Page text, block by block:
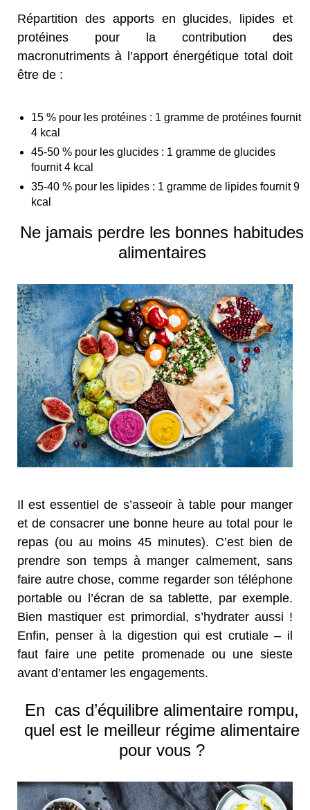
Répartition des apports en glucides, lipides et
protéines pour la contribution des
macronutriments à l’apport énergétique total doit
être de :
15 % pour les protéines : 1 gramme de protéines fournit
4 kcal
45-50 % pour les glucides : 1 gramme de glucides
fournit 4 kcal
35-40 % pour les lipides : 1 gramme de lipides fournit 9
kcal
Ne jamais perdre les bonnes habitudes
alimentaires
Il est essentiel de s’asseoir à table pour manger
et de consacrer une bonne heure au total pour le
repas (ou au moins 45 minutes). C’est bien de
prendre son temps à manger calmement, sans
faire autre chose, comme regarder son téléphone
portable ou l’écran de sa tablette, par exemple.
Bien mastiquer est primordial, s’hydrater aussi !
Enfin, penser à la digestion qui est crutiale – il
faut faire une petite promenade ou une sieste
avant d’entamer les engagements.
En cas d’équilibre alimentaire rompu,
quel est le meilleur régime alimentaire
pour vous ?